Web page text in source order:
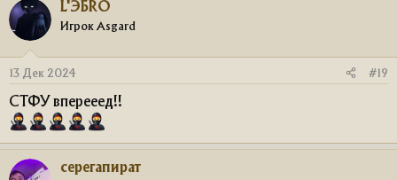
L'ЭБRO
Игрок Asgard
13 Дек 2024 #19
СТФУ вперееед!!
серегапират